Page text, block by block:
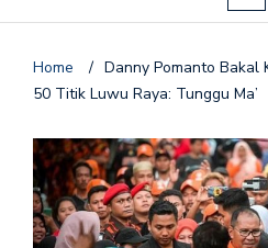
Home / Danny Pomanto Bakal
50 Titik Luwu Raya: Tunggu Ma’